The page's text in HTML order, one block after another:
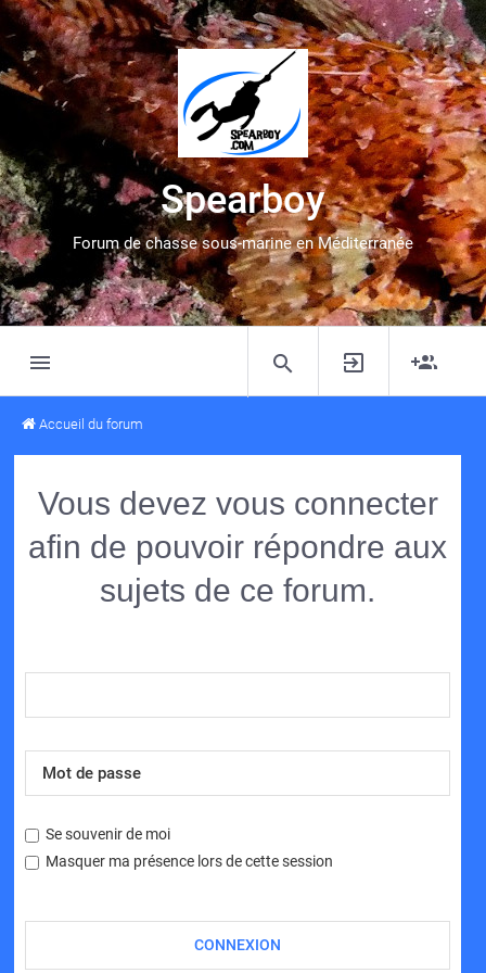
Spearboy
Forum de chasse sous-marine en Méditerranée
Accueil du forum
Vous devez vous connecter
afin de pouvoir répondre aux
sujets de ce forum.
Se souvenir de moi
Masquer ma présence lors de cette session